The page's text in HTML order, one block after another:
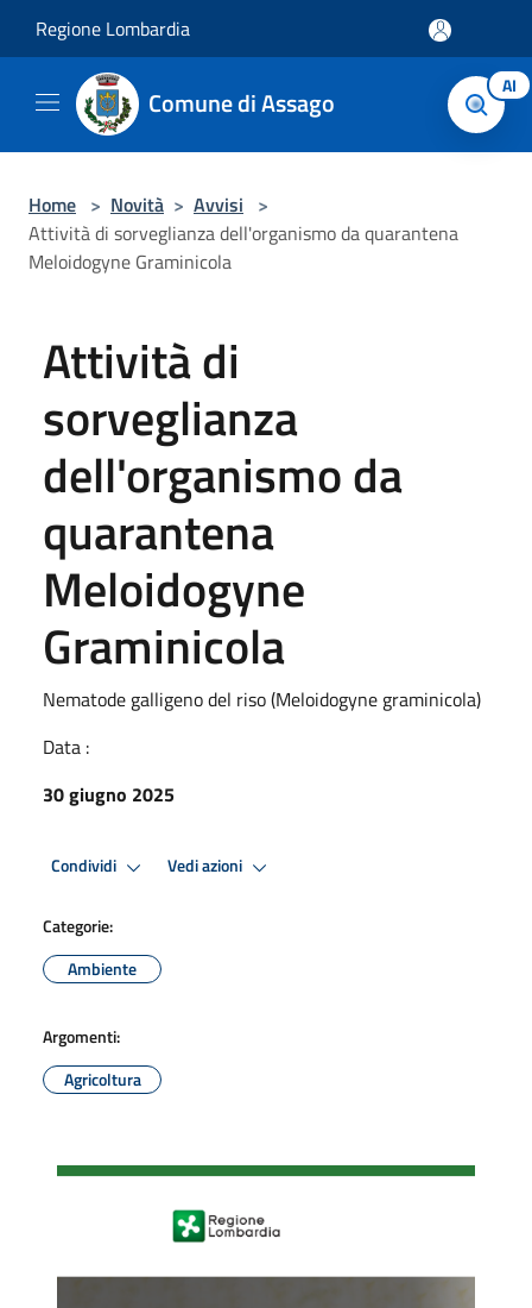
Regione Lombardia
Comune di Assago AI
Home > Novità > Avvisi >
Attività di sorveglianza dell'organismo da quarantena
Meloidogyne Graminicola
Attività di
sorveglianza
dell'organismo da
quarantena
Meloidogyne
Graminicola
Nematode galligeno del riso (Meloidogyne graminicola)
Data :
30 giugno 2025
Condividi Vedi azioni
Categorie:
Ambiente
Argomenti:
Agricoltura